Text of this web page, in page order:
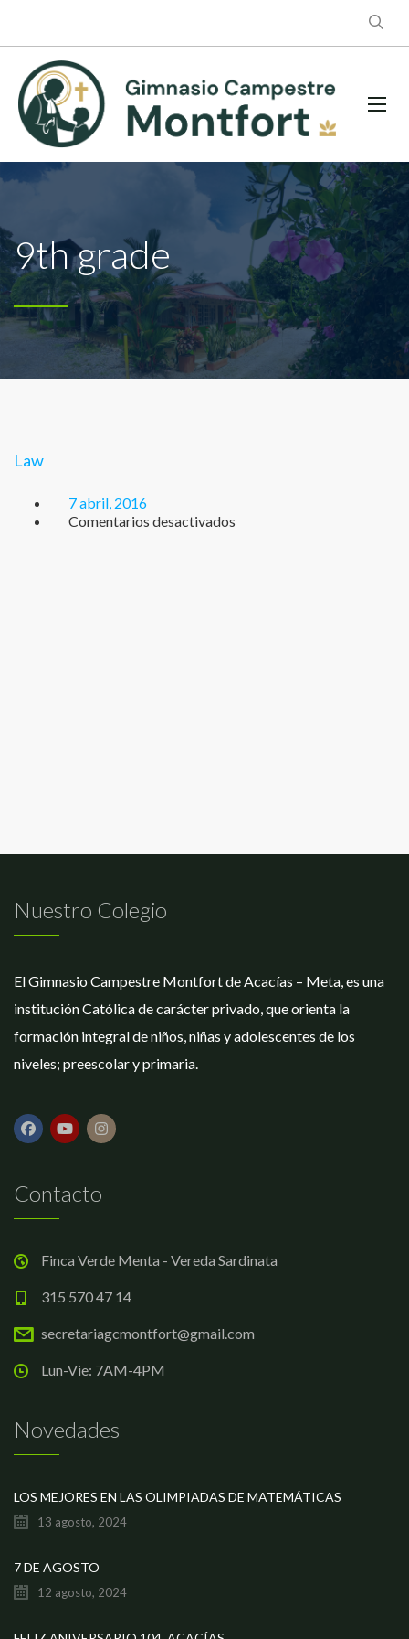
9th grade
Law
7 abril, 2016
Comentarios desactivados
Nuestro Colegio
El Gimnasio Campestre Montfort de Acacías – Meta, es una
institución Católica de carácter privado, que orienta la
formación integral de niños, niñas y adolescentes de los
niveles; preescolar y primaria.
Contacto
Finca Verde Menta - Vereda Sardinata
315 570 47 14
secretariagcmontfort@gmail.com
Lun-Vie: 7AM-4PM
Novedades
LOS MEJORES EN LAS OLIMPIADAS DE MATEMÁTICAS
13 agosto, 2024
7 DE AGOSTO
12 agosto, 2024